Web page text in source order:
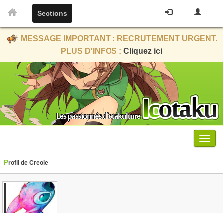
Sections
MESSAGE IMPORTANT : RECRUTEMENT URGENT.
PLUS D'INFOS : Cliquez ici
Menu
Profil de Creole